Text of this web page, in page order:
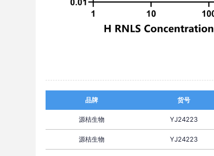
品牌 货号
源桔生物 YJ24223
源桔生物 YJ24223